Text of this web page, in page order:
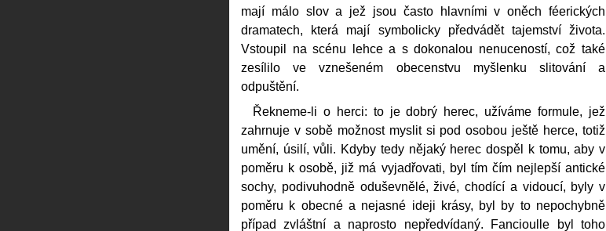
mají málo slov a jež jsou často hlavními v oněch féerických
dramatech, která mají symbolicky předvádět tajemství života.
Vstoupil na scénu lehce a s dokonalou nenuceností, což také
zesílilo ve vznešeném obecenstvu myšlenku slitování a
odpuštění.
Řekneme-li o herci: to je dobrý herec, užíváme formule, jež
zahrnuje v sobě možnost myslit si pod osobou ještě herce, totiž
umění, úsilí, vůli. Kdyby tedy nějaký herec dospěl k tomu, aby v
poměru k osobě, již má vyjadřovati, byl tím čím nejlepší antické
sochy, podivuhodně oduševnělé, živé, chodící a vidoucí, byly v
poměru k obecné a nejasné ideji krásy, byl by to nepochybně
případ zvláštní a naprosto nepředvídaný. Fancioulle byl toho